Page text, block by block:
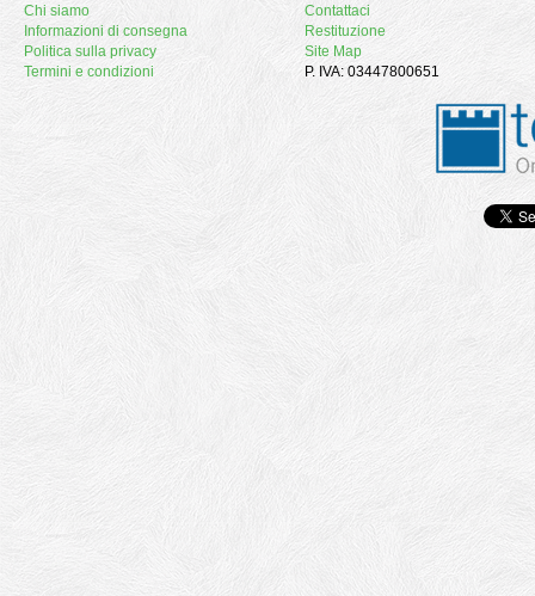
Chi siamo
Informazioni di consegna
Politica sulla privacy
Termini e condizioni
Contattaci
Restituzione
Site Map
P. IVA: 03447800651